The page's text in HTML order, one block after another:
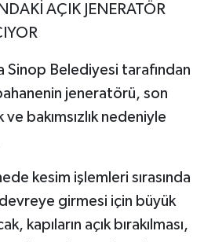
AÇIK JENERATÖR
Sinop Belediyesi tarafından
jeneratörü, son
bakımsızlık nedeniyle
kesim işlemleri sırasında
girmesi için büyük
kapıların açık bırakılması,